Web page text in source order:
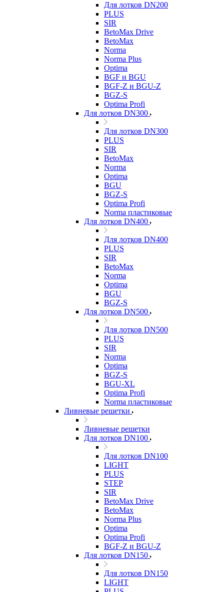
Для лотков DN200
PLUS
SIR
BetoMax Drive
BetoMax
Norma
Norma Plus
Optima
BGF и BGU
BGF-Z и BGU-Z
BGZ-S
Optima Profi
Для лотков DN300
Для лотков DN300
PLUS
SIR
BetoMax
Norma
Optima
BGU
BGZ-S
Optima Profi
Norma пластиковые
Для лотков DN400
Для лотков DN400
PLUS
SIR
BetoMax
Norma
Optima
BGU
BGZ-S
Для лотков DN500
Для лотков DN500
PLUS
SIR
Norma
Optima
BGZ-S
BGU-XL
Optima Profi
Norma пластиковые
Ливневые решетки
Ливневые решетки
Для лотков DN100
Для лотков DN100
LIGHT
PLUS
STEP
SIR
BetoMax Drive
BetoMax
Norma Plus
Optima
Optima Profi
BGF-Z и BGU-Z
Для лотков DN150
Для лотков DN150
LIGHT